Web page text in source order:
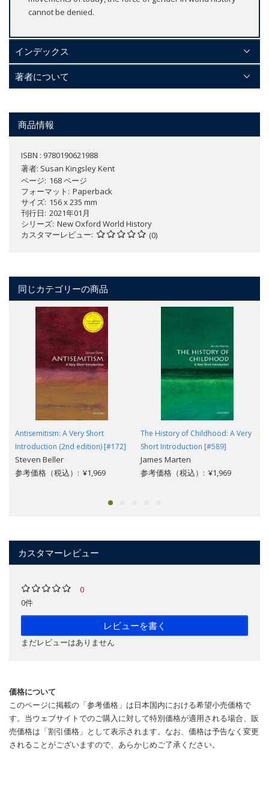
cannot be denied.
インデックス
著者について
商品情報
ISBN : 9780190621988
著者: Susan Kingsley Kent
ページ 168 ページ
フォーマット
Paperback
サイズ 156 x 235 mm
刊行日 2021年01月
シリーズ New Oxford World History
カスタマーレビュー
(0)
同じカテゴリーの商品
Antisemitism: A Very Short
Introduction (2nd edition) [#172]
Steven Beller
参考価格（税込）: ¥1,969
The History of Childhood: A Very
Short Introduction [#589]
James Marten
参考価格（税込）: ¥1,969
カスタマーレビュー
0
0件
レビューを書く
まだレビューはありません
価格について
このページに掲載の「参考価格」は日本国内における希望小売価格で
す。当ウェブサイトでのご購入に対して特別価格が適用される場合、販
売価格は「割引価格」として表示されます。なお、価格は予告なく変更
されることがございますので、あらかじめご了承ください。